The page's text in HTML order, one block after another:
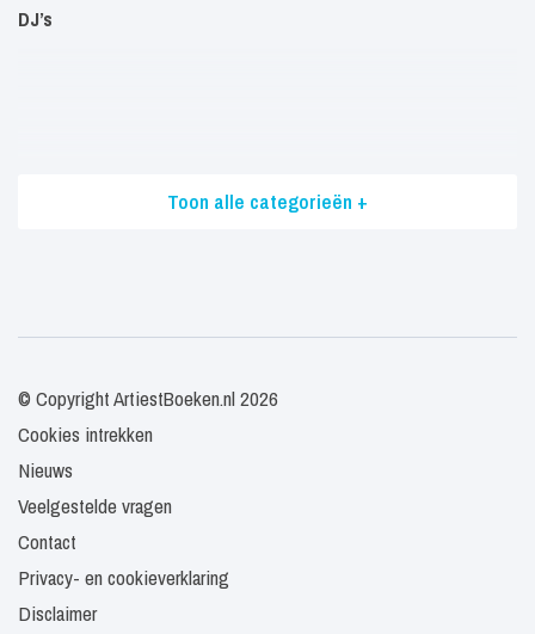
DJ’s
Toon alle categorieën +
© Copyright ArtiestBoeken.nl 2026
Cookies intrekken
Nieuws
Veelgestelde vragen
Contact
Privacy- en cookieverklaring
Disclaimer